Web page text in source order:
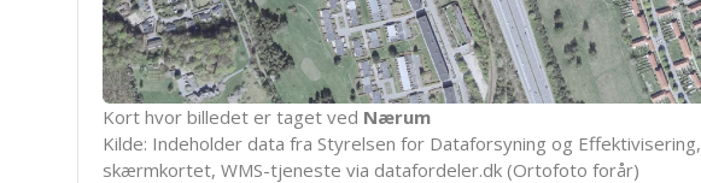
Kort hvor billedet er taget ved Nærum
Kilde: Indeholder data fra Styrelsen for Dataforsyning og Effektivisering,
skærmkortet, WMS-tjeneste via datafordeler.dk (Ortofoto forår)